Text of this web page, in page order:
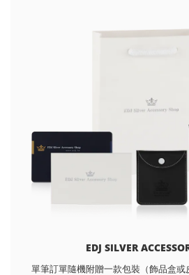
EDJ SILVER
單筆訂單隨機附贈一款包裝（飾品盒